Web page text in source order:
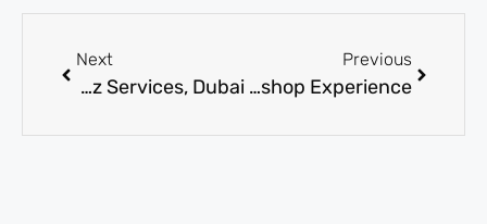
Previous
What to Expect from a Best Mercedes Workshop Experience
Next
Where to Get Mercedes Al Quoz Services, Dubai